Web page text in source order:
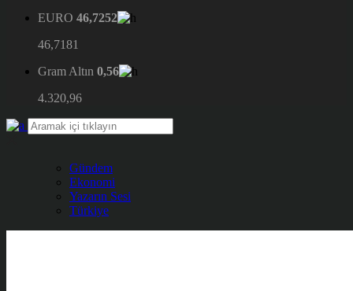
EURO 46,7252
46,7181
Gram Altın 0,56
4.320,96
Gündem
Ekonomi
Yazarın Sesi
Türkiye